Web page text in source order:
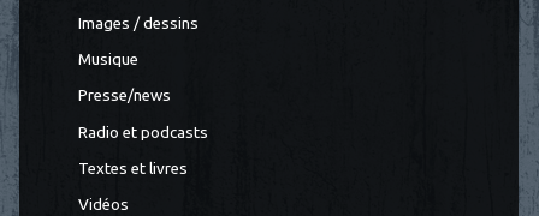
Images / dessins
Musique
Presse/news
Radio et podcasts
Textes et livres
Vidéos